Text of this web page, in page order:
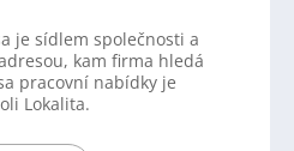
je sídlem společnosti a
kam firma hledá
pracovní nabídky je
Lokalita.